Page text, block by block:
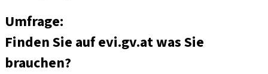
Umfrage:
Finden Sie auf evi.gv.at was Sie
brauchen?